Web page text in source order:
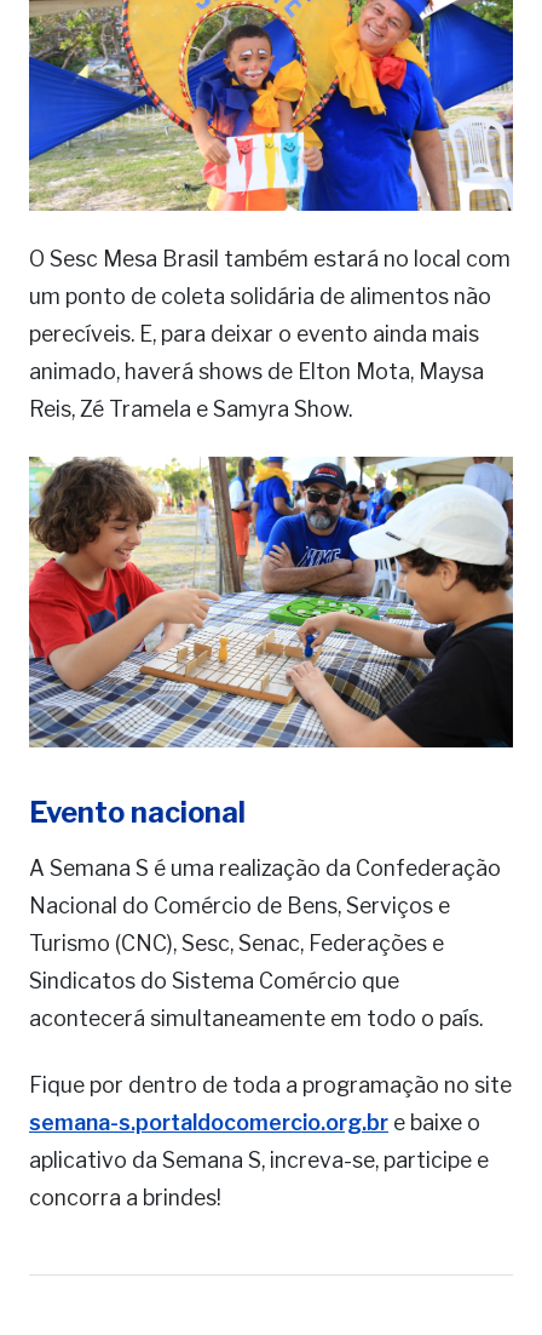
O Sesc Mesa Brasil também estará no local com
um ponto de coleta solidária de alimentos não
perecíveis. E, para deixar o evento ainda mais
animado, haverá shows de Elton Mota, Maysa
Reis, Zé Tramela e Samyra Show.
Evento nacional
A Semana S é uma realização da Confederação
Nacional do Comércio de Bens, Serviços e
Turismo (CNC), Sesc, Senac, Federações e
Sindicatos do Sistema Comércio que
acontecerá simultaneamente em todo o país.
Fique por dentro de toda a programação no site
semana-s.portaldocomercio.org.br e baixe o
aplicativo da Semana S, increva-se, participe e
concorra a brindes!